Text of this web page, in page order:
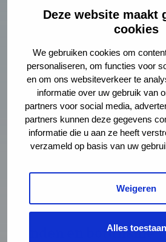
Deze website maakt
cookies
We gebruiken cookies om
personaliseren, om functies voor
en om ons websiteverkeer te
informatie over uw gebruik van
partners voor social media,
partners kunnen deze gegevens
informatie die u aan ze heeft
verzameld op basis van uw
Weigeren
Alles toestaan
Is botulisme gevaarlijk
Botulisme is helaas niet te
gevaarlijk voor de mens, maar
andere ziekteverwekkers bij zich
aantal voorzorgsmaatregelen:
Raak dode of zieke dieren in of
Gebruik het water niet. Ook niet
of de auto te wassen.
Honden en botulisme